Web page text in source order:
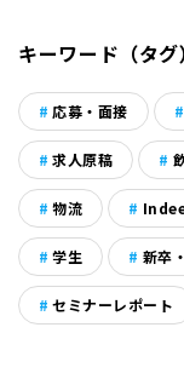
キーワード（タグ）
応募・面接
求人原稿
物流
学生 新卒
セミナーレポート